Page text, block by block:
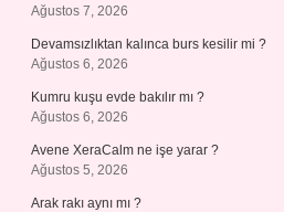
Ağustos 7, 2026
Devamsızlıktan kalınca burs kesilir mi ?
Ağustos 6, 2026
Kumru kuşu evde bakılır mı ?
Ağustos 6, 2026
Avene XeraCalm ne işe yarar ?
Ağustos 5, 2026
Arak rakı aynı mı ?